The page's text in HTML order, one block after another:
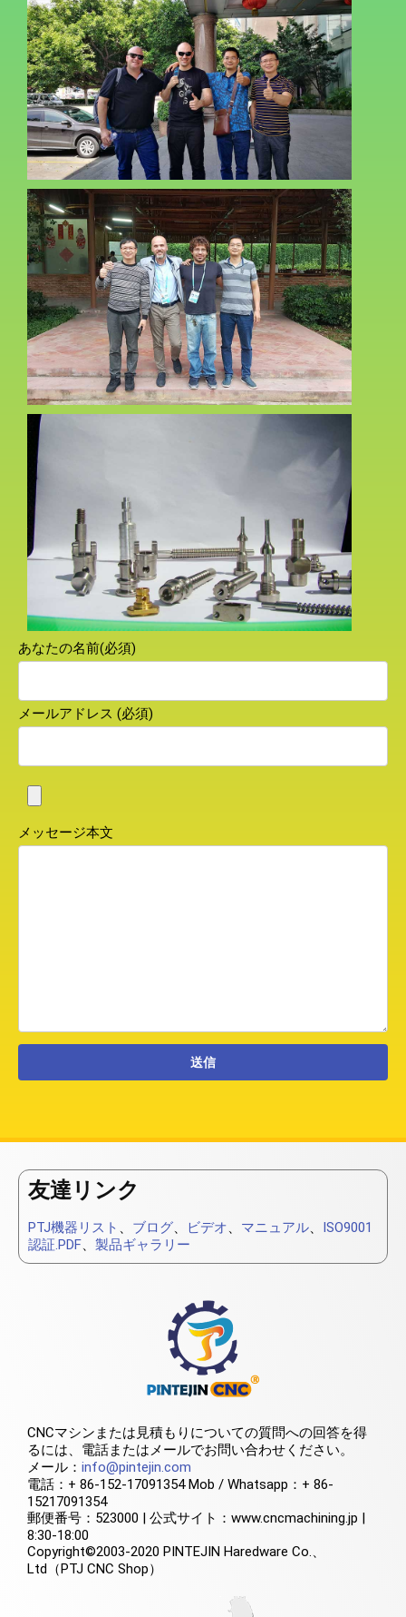
あなたの名前(必須)
メールアドレス (必須)
メッセージ本文
友達リンク
PTJ機器リスト 、 ブログ、 ビデオ、 マニュアル、 ISO9001
認証.PDF、 製品ギャラリー
CNCマシンまたは見積もりについての質問への回答を得
るには、電話またはメールでお問い合わせください。
メール： info@pintejin.com
電話：+ 86-152-17091354 Mob / Whatsapp：+ 86-
15217091354
郵便番号：523000 | 公式サイト：www.cncmachining.jp |
8:30-18:00
Copyright©2003-2020 PINTEJIN Haredware Co.、
Ltd（PTJ CNC Shop）